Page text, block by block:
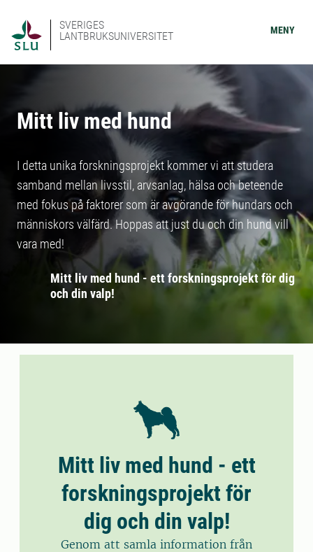
SVERIGES
LANTBRUKSUNIVERSITET
MENY
Mitt liv med hund
I detta unika forskningsprojekt kommer vi att studera
samband mellan livsstil, arvsanlag, hälsa och beteende
med fokus på faktorer som är avgörande för hundars och
människors välfärd. Hoppas att just du och din hund vill
vara med!
Mitt liv med hund - ett forskningsprojekt för dig
och din valp!
Mitt liv med hund - ett
forskningsprojekt för
dig och din valp!
Genom att samla information från